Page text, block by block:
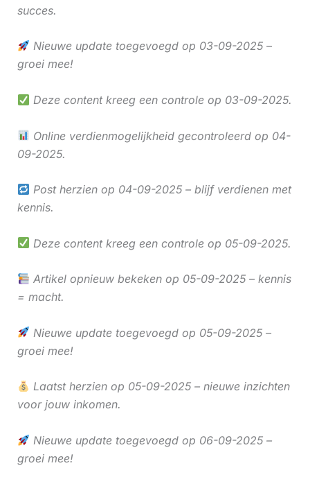
succes.
Nieuwe update toegevoegd op 03-09-2025 –
groei mee!
Deze content kreeg een controle op 03-09-2025.
Online verdienmogelijkheid gecontroleerd op 04-
09-2025.
Post herzien op 04-09-2025 – blijf verdienen met
kennis.
Deze content kreeg een controle op 05-09-2025.
Artikel opnieuw bekeken op 05-09-2025 – kennis
= macht.
Nieuwe update toegevoegd op 05-09-2025 –
groei mee!
Laatst herzien op 05-09-2025 – nieuwe inzichten
voor jouw inkomen.
Nieuwe update toegevoegd op 06-09-2025 –
groei mee!